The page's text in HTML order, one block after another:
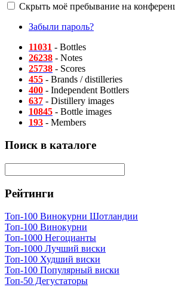
Скрыть моё пребывание на
Забыли пароль?
11031 - Bottles
26238 - Notes
25738 - Scores
455 - Brands / distilleries
400 - Independent Bottlers
637 - Distillery images
10845 - Bottle images
193 - Members
Поиск в каталоге
Рейтинги
Топ-100 Винокурни Шотландии
Топ-100 Винокурни
Топ-1000 Негоцианты
Топ-1000 Лучший виски
Топ-100 Худший виски
Топ-100 Популярный виски
Топ-50 Дегустаторы